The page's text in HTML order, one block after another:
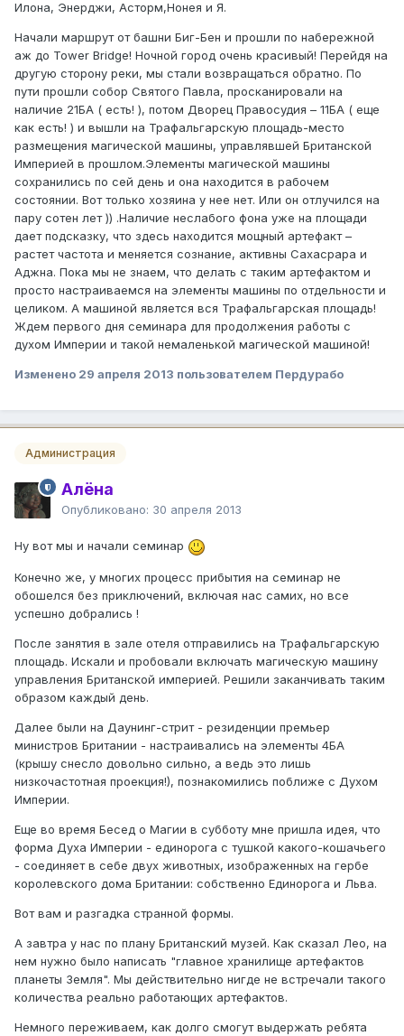
Илона, Энерджи, Асторм,Нонея и Я.
Начали маршрут от башни Биг-Бен и прошли по набережной
аж до Tower Bridge! Ночной город очень красивый! Перейдя на
другую сторону реки, мы стали возвращаться обратно. По
пути прошли собор Святого Павла, просканировали на
наличие 21БА ( есть! ), потом Дворец Правосудия – 11БА ( еще
как есть! ) и вышли на Трафальгарскую площадь-место
размещения магической машины, управлявшей Британской
Империей в прошлом.Элементы магической машины
сохранились по сей день и она находится в рабочем
состоянии. Вот только хозяина у нее нет. Или он отлучился на
пару сотен лет )) .Наличие неслабого фона уже на площади
дает подсказку, что здесь находится мощный артефакт –
растет частота и меняется сознание, активны Сахасрара и
Аджна. Пока мы не знаем, что делать с таким артефактом и
просто настраиваемся на элементы машины по отдельности и
целиком. А машиной является вся Трафальгарская площадь!
Ждем первого дня семинара для продолжения работы с
духом Империи и такой немаленькой магической машиной!
Изменено 29 апреля 2013 пользователем Пердурабо
Администрация
Алёна
Опубликовано: 30 апреля 2013
Ну вот мы и начали семинар
Конечно же, у многих процесс прибытия на семинар не
обошелся без приключений, включая нас самих, но все
успешно добрались !
После занятия в зале отеля отправились на Трафальгарскую
площадь. Искали и пробовали включать магическую машину
управления Британской империей. Решили заканчивать таким
образом каждый день.
Далее были на Даунинг-стрит - резиденции премьер
министров Британии - настраивались на элементы 4БА
(крышу снесло довольно сильно, а ведь это лишь
низкочастотная проекция!), познакомились поближе с Духом
Империи.
Еще во время Бесед о Магии в субботу мне пришла идея, что
форма Духа Империи - единорога с тушкой какого-кошачьего
- соединяет в себе двух животных, изображенных на гербе
королевского дома Британии: собственно Единорога и Льва.
Вот вам и разгадка странной формы.
А завтра у нас по плану Британский музей. Как сказал Лео, на
нем нужно было написать "главное хранилище артефактов
планеты Земля". Мы действительно нигде не встречали такого
количества реально работающих артефактов.
Немного переживаем, как долго смогут выдержать ребята